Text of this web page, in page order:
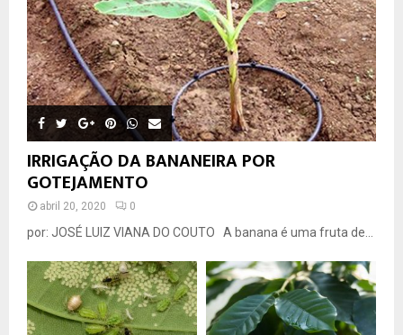
IRRIGAÇÃO DA BANANEIRA POR
GOTEJAMENTO
abril 20, 2020 0
por: JOSÉ LUIZ VIANA DO COUTO A banana é uma fruta de...